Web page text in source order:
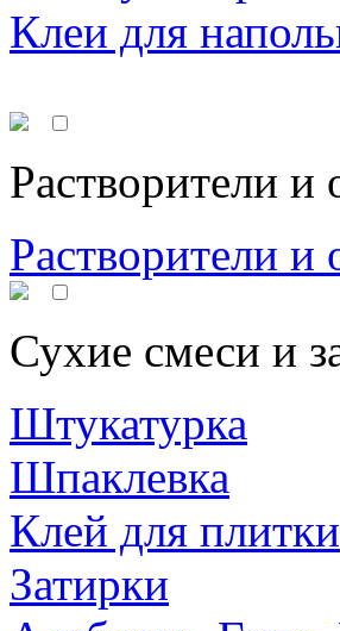
Клеи для
Растворители и
Растворители и
Сухие смеси и
Штукатурка
Шпаклевка
Клей для плитки
Затирки